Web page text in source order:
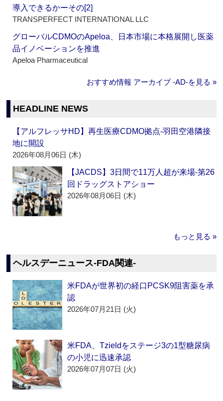
導入できるかーその[2]
TRANSPERFECT INTERNATIONAL LLC
グローバルCDMOのApeloa、日本市場に本格展開し医薬
品イノベーションを推進
Apeloa Pharmaceutical
おすすめ情報 アーカイブ ‐AD‐を見る »
HEADLINE NEWS
【アルフレッサHD】再生医療CDMO拠点‐羽田空港隣接
地に開設
2026年08月06日 (木)
【JACDS】3日間で11万人超が来場‐第26
回ドラッグストアショー
2026年08月06日 (木)
もっと見る »
ヘルスデーニュース‐FDA関連‐
米FDAが世界初の経口PCSK9阻害薬を承
認
2026年07月21日 (火)
米FDA、Tzieldをステージ3の1型糖尿病
の小児に迅速承認
2026年07月07日 (火)